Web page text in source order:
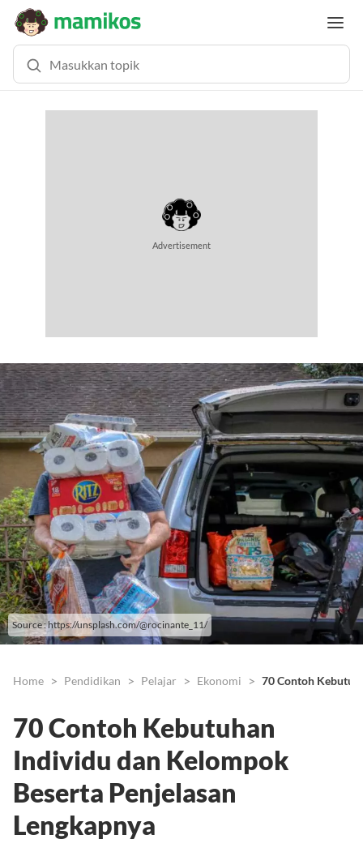
Advertisement
Source : https://unsplash.com/@rocinante_11/
Home Pendidikan Pelajar Ekonomi 70 Contoh
70 Contoh Kebutuhan
Individu dan Kelompok
Beserta Penjelasan
Lengkapnya